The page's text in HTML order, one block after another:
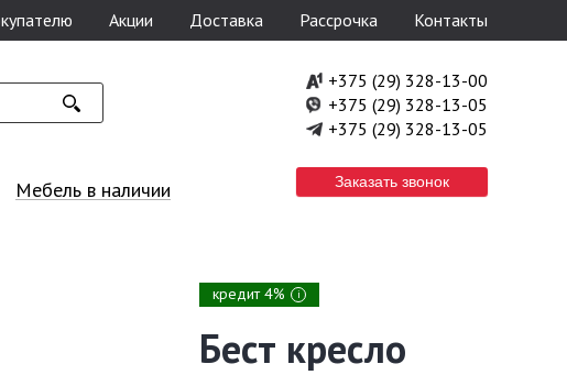
Акции Доставка Рассрочка Контакты
+375 (29) 328-13-00
+375 (29) 328-13-05
+375 (29) 328-13-05
Заказать звонок
Мебель в наличии
кредит 4% i
Бест кресло